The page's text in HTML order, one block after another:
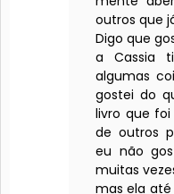
outros que
Digo que
a Cassia
algumas
gostei do
livro que
de outros
eu não
muitas
mas ela até